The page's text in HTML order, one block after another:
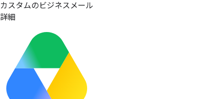
カスタムのビジネスメール
詳細